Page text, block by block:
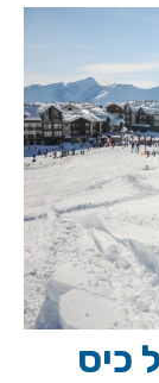
כיס